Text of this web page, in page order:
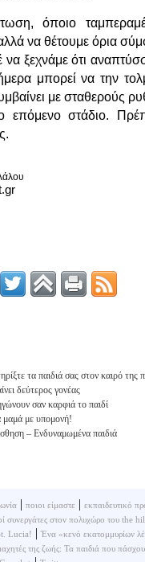
όποιο
να θέτουμε όρια
ξεχνάμε ότι
μπορεί να την
με σταθερούς
επόμενο στάδιο.
τα παιδιά σας στον καιρό της
δεύτερος γονέας
σαν καρφιά το παιδί
μαμά με υπομονή!
– Ενδυναμωμένα παιδιά
| ποιοι είμαστε | εκπαιδευτικό
συνεργάτες στον πολυχώρο του the
Lucia! |Ένα «κενό εκατομμυρίων
της ζωής: Τα παιδιά που